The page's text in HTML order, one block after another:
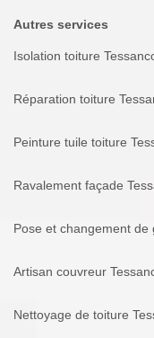
Autres services
Isolation toiture
Réparation toiture
Peinture tuile toiture
Ravalement façade
Pose et changement de
Artisan couvreur
Nettoyage de toiture